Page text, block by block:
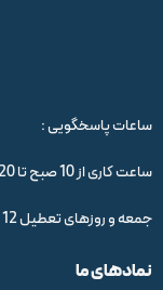
ساعات پاسخگویی :
ساعت کاری از 10 صبح تا 20
جمعه و روزهای تعطیل 12 تا 20
نمادهای ما